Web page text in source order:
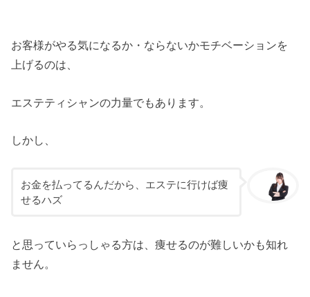
お客様がやる気になるか・ならないかモチベーションを
上げるのは、
エステティシャンの力量でもあります。
しかし、
お金を払ってるんだから、 エステに行けば痩
せるハズ
と思っていらっしゃる方は、痩せるのが難しいかも知れ
ません。